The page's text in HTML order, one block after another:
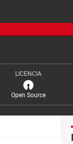
LICENCIA
Open Source